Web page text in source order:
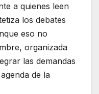
a quienes leen
los debates
eso no
organizada
las demandas
de la